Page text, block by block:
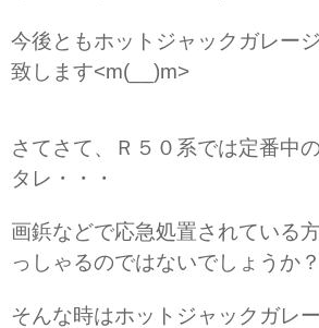
今後ともホットジャックガレー
致します<m(__)m>
さてさて、Ｒ５０系では定番中
タレ・・・
画鋲などで応急処置されている
っしゃるのではないでしょうか？
そんな時はホットジャックガレ